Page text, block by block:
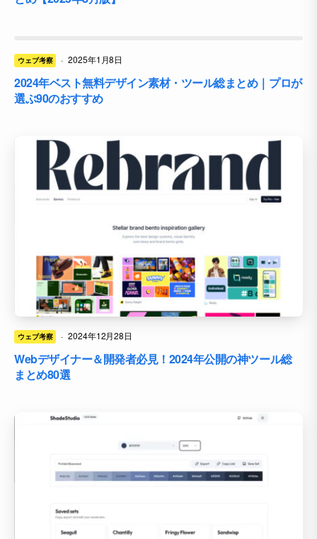
ウェブ考察 · 2025年1月8日
2024年ベスト無料デザイン素材・ツール総まとめ｜プロが
選ぶ90のおすすめ
ウェブ考察 · 2024年12月28日
Webデザイナー＆開発者必見！2024年公開の神ツール総
まとめ80選